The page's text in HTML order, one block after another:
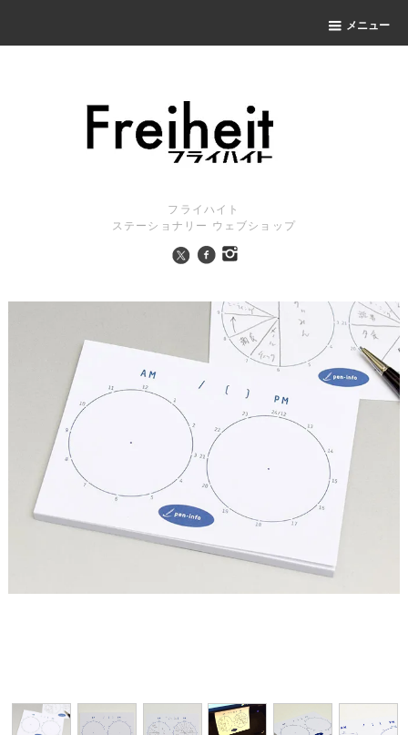
メニュー
フライハイト
ステーショナリー ウェブショップ